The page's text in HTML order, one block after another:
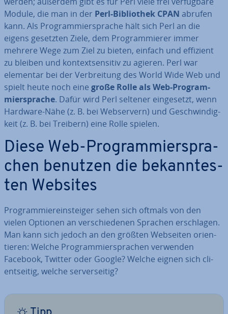
Module, die man in der Perl-Bi­blio­thek CPAN abrufen
kann. Als Pro­gram­mier­spra­che hält sich Perl an die
eigens gesetzten Ziele, dem Pro­gram­mie­rer immer
mehrere Wege zum Ziel zu bieten, einfach und effizient
zu bleiben und kon­text­sen­si­tiv zu agieren. Perl war
elementar bei der Ver­brei­tung des World Wide Web und
spielt heute noch eine große Rolle als Web-Pro­gram­
mier­spra­che. Dafür wird Perl seltener ein­ge­setzt, wenn
Hardware-Nähe (z. B. bei Web­ser­vern) und Ge­schwin­dig­
keit (z. B. bei Treibern) eine Rolle spielen.
Diese Web-Pro­gram­mier­spra­
chen benutzen die be­kann­tes­
ten Websites
Pro­gram­mier­ein­stei­ger sehen sich oftmals von den
vielen Optionen an ver­schie­de­nen Sprachen er­schla­gen.
Man kann sich jedoch an den größten Webseiten ori­en­
tie­ren: Welche Pro­gram­mier­spra­chen verwenden
Facebook, Twitter oder Google? Welche eignen sich cli­
ent­sei­tig, welche ser­ver­sei­tig?